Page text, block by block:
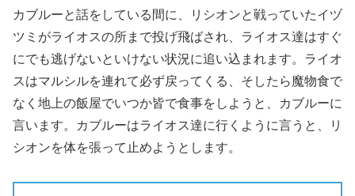
カブルーと話をしている間に、リシオンと戦っていたイヅ
ツミがライオスの所まで投げ飛ばされ、ライオス達はすぐ
にでも逃げないといけない状況に追い込まれます。ライオ
スはマルシルを連れて必ず戻ってくる、そしたら魔物食で
なく地上の飯屋でいつか皆で食事をしようと、カブルーに
言います。カブルーはライオス達に行くように言うと、リ
シオンを体を張って止めようとします。